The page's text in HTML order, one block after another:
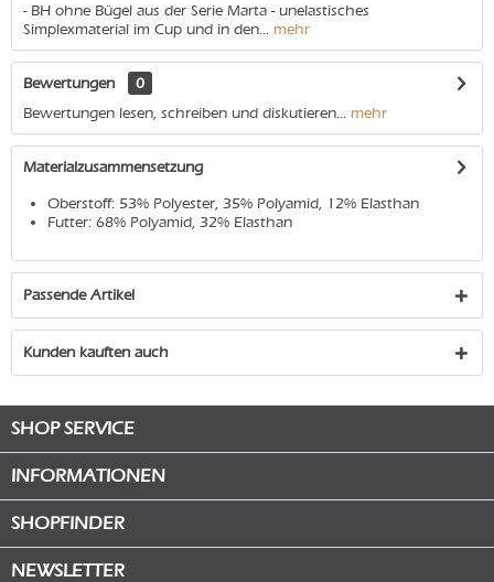
- BH ohne Bügel aus der Serie Marta - unelastisches
Simplexmaterial im Cup und in den... mehr
Bewertungen
0
Bewertungen lesen, schreiben und diskutieren... mehr
Materialzusammensetzung
Oberstoff: 53% Polyester, 35% Polyamid, 12% Elasthan
Futter: 68% Polyamid, 32% Elasthan
Passende Artikel
Kunden kauften auch
SHOP SERVICE
INFORMATIONEN
SHOPFINDER
NEWSLETTER